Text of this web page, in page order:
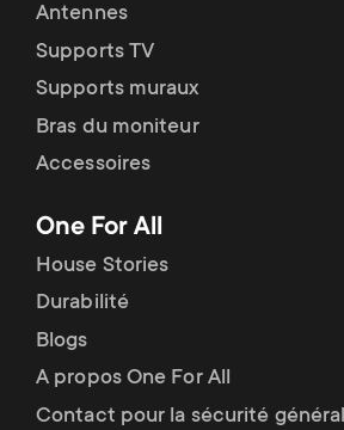
Antennes
Supports TV
Supports muraux
Bras du moniteur
Accessoires
One For All
House Stories
Durabilité
Blogs
A propos One For All
Contact pour la sécurité